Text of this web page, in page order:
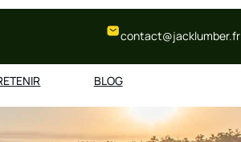
contact@jacklumber.fr
BLOG